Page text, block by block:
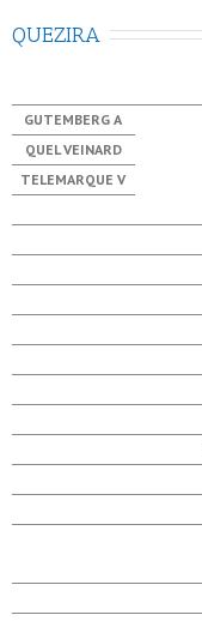
QUEZIRA
GUTEMBERG A
QUEL VEINARD
TELEMARQUE V